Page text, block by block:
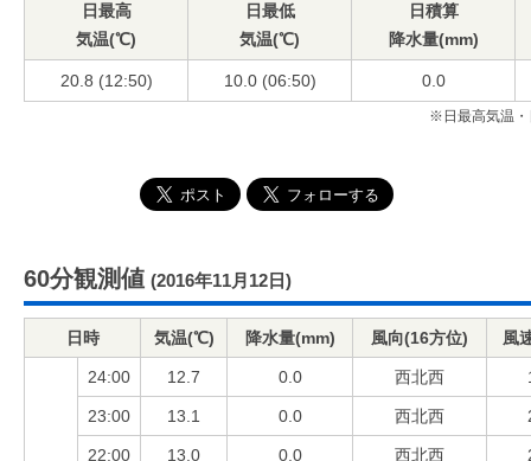
日最高
気温(℃)
日最低
気温(℃)
日積算
降水量(mm)
20.8 (12:50) 10.0 (06:50) 0.0
※日最高気温・
60分観測値 (2016年11月12日)
日時 気温(℃) 降水量(mm) 風向(16方位) 風
24:00 12.7 0.0 西北西
23:00 13.1 0.0 西北西
22:00 13.0 0.0 西北西